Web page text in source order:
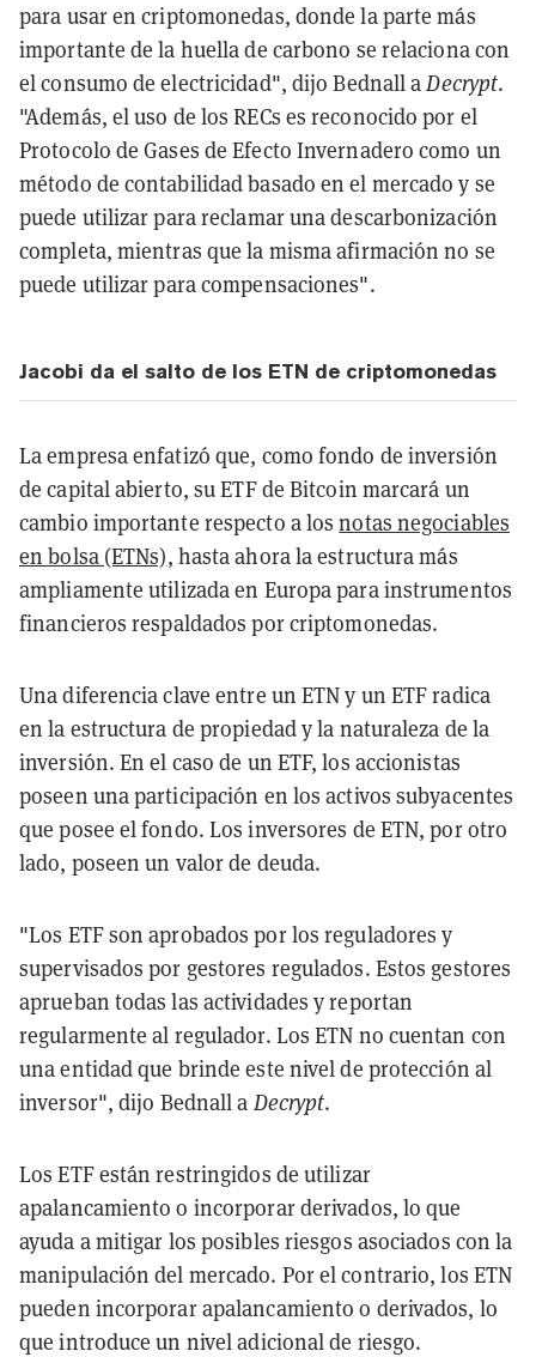
para usar en criptomonedas, donde la parte más
importante de la huella de carbono se relaciona con
el consumo de electricidad", dijo Bednall aDecrypt.
"Además, el uso de los RECs es reconocido por el
Protocolo de Gases de Efecto Invernadero como un
método de contabilidad basado en el mercado y se
puede utilizar para reclamar una descarbonización
completa, mientras que la misma afirmación no se
puede utilizar para compensaciones".
Jacobi da el salto de los ETN de criptomonedas
La empresa enfatizó que, como fondo de inversión
de capital abierto, su ETF de Bitcoin marcará un
cambio importante respecto a losnotas negociables
en bolsa (ETNs), hasta ahora la estructura más
ampliamente utilizada en Europa para instrumentos
financieros respaldados por criptomonedas.
Una diferencia clave entre un ETN y un ETF radica
en la estructura de propiedad y la naturaleza de la
inversión. En el caso de un ETF, los accionistas
poseen una participación en los activos subyacentes
que posee el fondo. Los inversores de ETN, por otro
lado, poseen un valor de deuda.
"Los ETF son aprobados por los reguladores y
supervisados por gestores regulados. Estos gestores
aprueban todas las actividades y reportan
regularmente al regulador. Los ETN no cuentan con
una entidad que brinde este nivel de protección al
inversor", dijo Bednall a Decrypt.
Los ETF están restringidos de utilizar
apalancamiento o incorporar derivados, lo que
ayuda a mitigar los posibles riesgos asociados con la
manipulación del mercado. Por el contrario, los ETN
pueden incorporar apalancamiento o derivados, lo
que introduce un nivel adicional de riesgo.